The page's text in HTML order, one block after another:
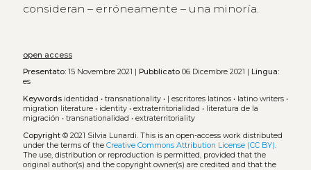
consideran – erróneamente – una minoría.
open access
Presentato:15 Novembre 2021 | Pubblicato06 Dicembre 2021 |
Lingua:
es
Keywords identidad • transnationality• | escritores latinos• latino writers•
migration literature• identity• extraterritorialidad • literatura de la
migración • transnationalidad • extraterritoriality
Copyright© 2021 Silvia Lunardi. This is an open-access work distributed
under the terms of the Creative Commons Attribution License (CC BY).
The use, distribution or reproduction is permitted, provided that the
original author(s) and the copyright owner(s) are credited and that the